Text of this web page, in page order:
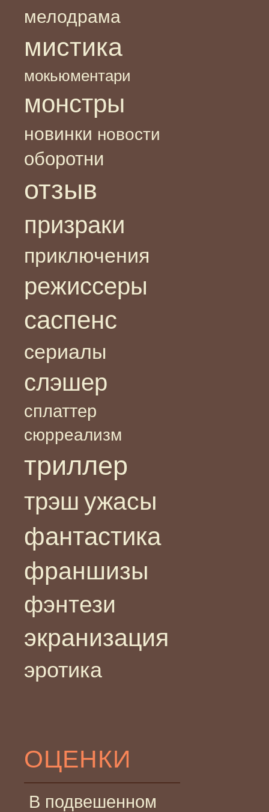
мелодрама
мистика
мокьюментари
монстры
новинки новости
оборотни
отзыв
призраки
приключения
режиссеры
саспенс
сериалы
слэшер
сплаттер
сюрреализм
триллер
трэш ужасы
фантастика
франшизы
фэнтези
экранизация
эротика
ОЦЕНКИ
В подвешенном